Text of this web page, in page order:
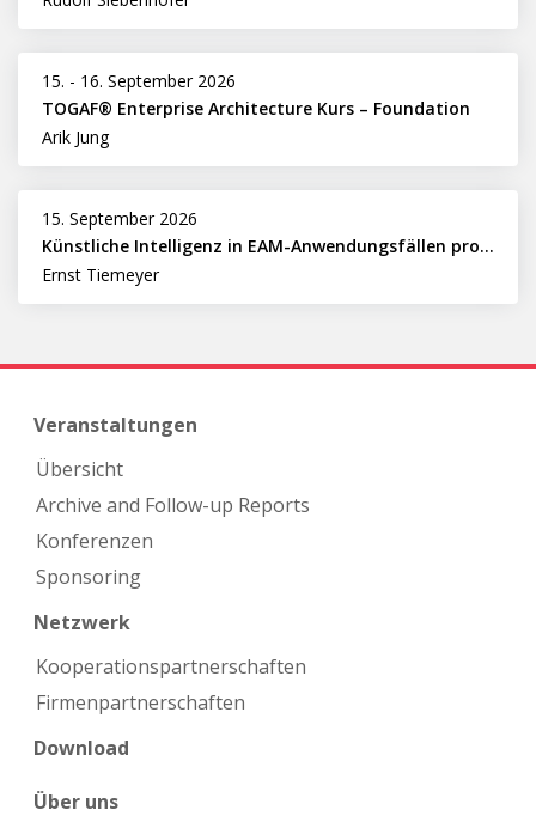
15. - 16. September 2026
TOGAF® Enterprise Architecture Kurs – Foundation
Arik Jung
15. September 2026
Künstliche Intelligenz in EAM-Anwendungsfällen professionell nutzen
Ernst Tiemeyer
Veranstaltungen
Übersicht
Archive and Follow-up Reports
Konferenzen
Sponsoring
Netzwerk
Kooperations­partnerschaften
Firmen­partnerschaften
Download
Über uns